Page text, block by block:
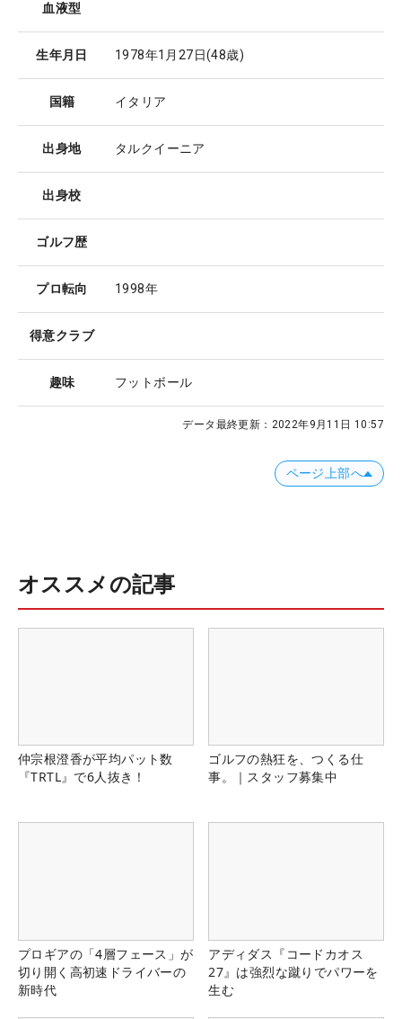
血液型
生年月日 1978年1月27日(48歳)
国籍 イタリア
出身地 タルクイーニア
出身校
ゴルフ歴
プロ転向 1998年
得意クラブ
趣味 フットボール
データ最終更新： 2022年9月11日 10:57
ページ上部へ
オススメの記事
仲宗根澄香が平均パット数
『TRTL』で6人抜き！
ゴルフの熱狂を、つくる仕
事。｜スタッフ募集中
プロギアの「4層フェース」が
切り開く高初速ドライバーの
新時代
アディダス『コードカオス
27』は強烈な蹴りでパワーを
生む